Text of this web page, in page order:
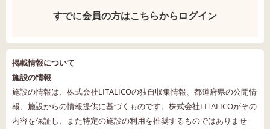
すでに会員の方はこちらからログイン
掲載情報について
施設の情報
施設の情報は、株式会社LITALICOの独自収集情報、都道府県の公開情
報、施設からの情報提供に基づくものです。株式会社LITALICOがその
内容を保証し、また特定の施設の利用を推奨するものではありませ